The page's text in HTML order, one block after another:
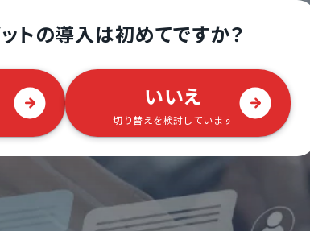
トの導入は初めてですか？
いいえ
切り替えを検討しています